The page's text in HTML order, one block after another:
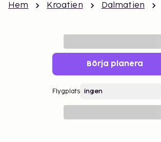
Hem Kroatien Dalmatien
Börja planera
Flygplats